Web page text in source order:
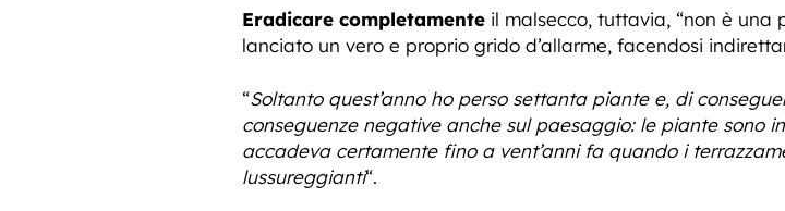
Eradicare completamente il malsecco, tuttavia, “non è una
lanciato un vero e proprio grido d’allarme, facendosi
“Soltanto quest’anno ho perso settanta piante e, di
conseguenze negative anche sul paesaggio: le piante sono
accadeva certamente fino a vent’anni fa quando i
lussureggianti“.